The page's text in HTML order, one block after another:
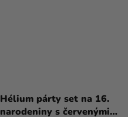
Hélium párty set na 16.
narodeniny s červenými